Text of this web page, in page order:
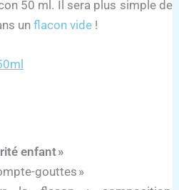
50 ml. Il sera plus simple de
unflacon vide !
enfant »
gouttes »